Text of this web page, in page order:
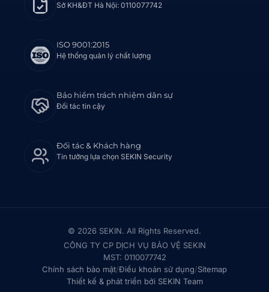
Sở KH&ĐT Hà Nội: 0110077742
ISO 9001:2015
Hệ thống quản lý chất lượng
Bảo hiểm trách nhiệm dân sự
Đối tác tin cậy
Đối tác & Khách hàng
Tin tưởng lựa chọn SEKIN Security
© 2026 SEKIN. All Rights Reserved.
CÔNG TY CP DỊCH VỤ BẢO VỆ SEKIN
MST: 0110077742
Chính sách bảo mật/Điều khoản sử dụng/Sitemap
Thiết kế & phát triển bởi SEKIN Team